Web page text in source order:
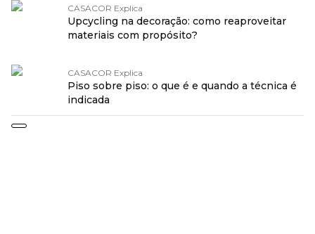
CASACOR Explica
Upcycling na decoração: como reaproveitar
materiais com propósito?
CASACOR Explica
Piso sobre piso: o que é e quando a técnica é
indicada